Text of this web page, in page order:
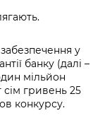
у
банку (далі –
мільйон
сім гривень 25
конкурсу.